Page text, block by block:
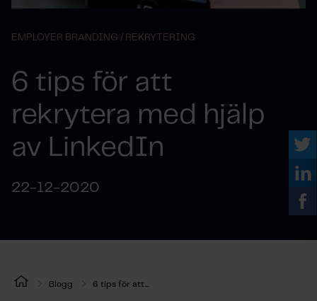
EMPLOYER BRANDING / REKRYTERING
6 tips för att
rekrytera med hjälp
av LinkedIn
22-12-2020
Blogg 6 tips för att...